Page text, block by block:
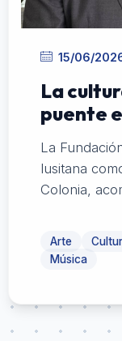
15/06/
La
puente
La
lusitana
Colonia,
Arte
Música